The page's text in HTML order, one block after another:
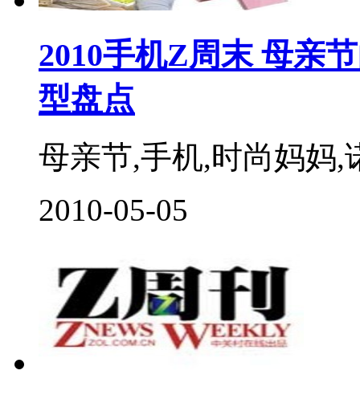
2010手机Z周末 母亲
型盘点
母亲节,手机,时尚妈妈,
2010-05-05